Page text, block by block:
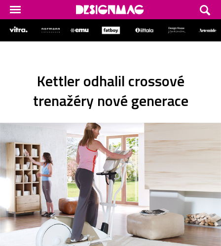
Kettler odhalil crossové
trenažéry nové generace